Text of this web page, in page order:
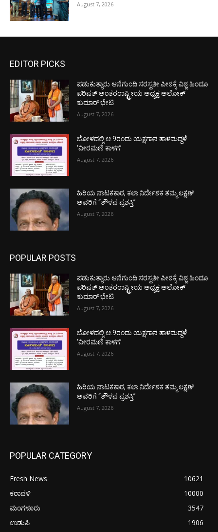
August 7, 2026
EDITOR PICKS
ಪಡುಕುತ್ಯಾರು ಆನೆಗುಂದಿ ಸರಸ್ವತೀ ಪೀಠಕ್ಕೆ ವಿಶ್ವ ಹಿಂದೂ
ಪರಿಷತ್ ಅಂತರರಾಷ್ಟ್ರೀಯ ಅಧ್ಯಕ್ಷ ಅಲೋಕ್
ಕುಮಾರ್ ಭೇಟಿ
August 7, 2026
ಬೋಳದಲ್ಲಿ ಆ.9ರಂದು ಯಕ್ಷಗಾನ ತಾಳಮದ್ದಳೆ
‘ವೀರಮಣಿ ಕಾಳಗ’
August 7, 2026
ಹಿರಿಯ ನಾಟಕಕಾರ, ಕಲಾ ನಿರ್ದೇಶಕ ತಮ್ಮ ಲಕ್ಷಣ್
ಅವರಿಗೆ “ತೌಳವ ಪ್ರಶಸ್ತಿ”
August 7, 2026
POPULAR POSTS
ಪಡುಕುತ್ಯಾರು ಆನೆಗುಂದಿ ಸರಸ್ವತೀ ಪೀಠಕ್ಕೆ ವಿಶ್ವ ಹಿಂದೂ
ಪರಿಷತ್ ಅಂತರರಾಷ್ಟ್ರೀಯ ಅಧ್ಯಕ್ಷ ಅಲೋಕ್
ಕುಮಾರ್ ಭೇಟಿ
August 7, 2026
ಬೋಳದಲ್ಲಿ ಆ.9ರಂದು ಯಕ್ಷಗಾನ ತಾಳಮದ್ದಳೆ
‘ವೀರಮಣಿ ಕಾಳಗ’
August 7, 2026
ಹಿರಿಯ ನಾಟಕಕಾರ, ಕಲಾ ನಿರ್ದೇಶಕ ತಮ್ಮ ಲಕ್ಷಣ್
ಅವರಿಗೆ “ತೌಳವ ಪ್ರಶಸ್ತಿ”
August 7, 2026
POPULAR CATEGORY
Fresh News
10621
ಕರಾವಳಿ
10000
ಮಂಗಳೂರು
3547
ಉಡುಪಿ
1906